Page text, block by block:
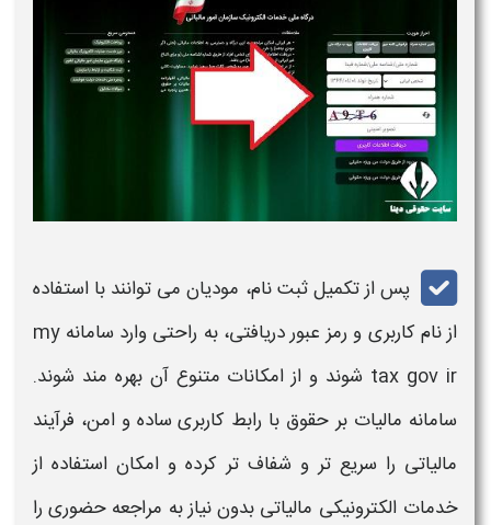
پس از تکمیل ثبت نام، مودیان می توانند با استفاده
از نام کاربری و رمز عبور دریافتی، به راحتی وارد سامانه my
tax gov ir شوند و از امکانات متنوع آن بهره مند شوند.
سامانه مالیات بر حقوق با رابط کاربری ساده و امن، فرآیند
مالیاتی را سریع تر و شفاف تر کرده و امکان استفاده از
خدمات الکترونیکی مالیاتی بدون نیاز به مراجعه حضوری را